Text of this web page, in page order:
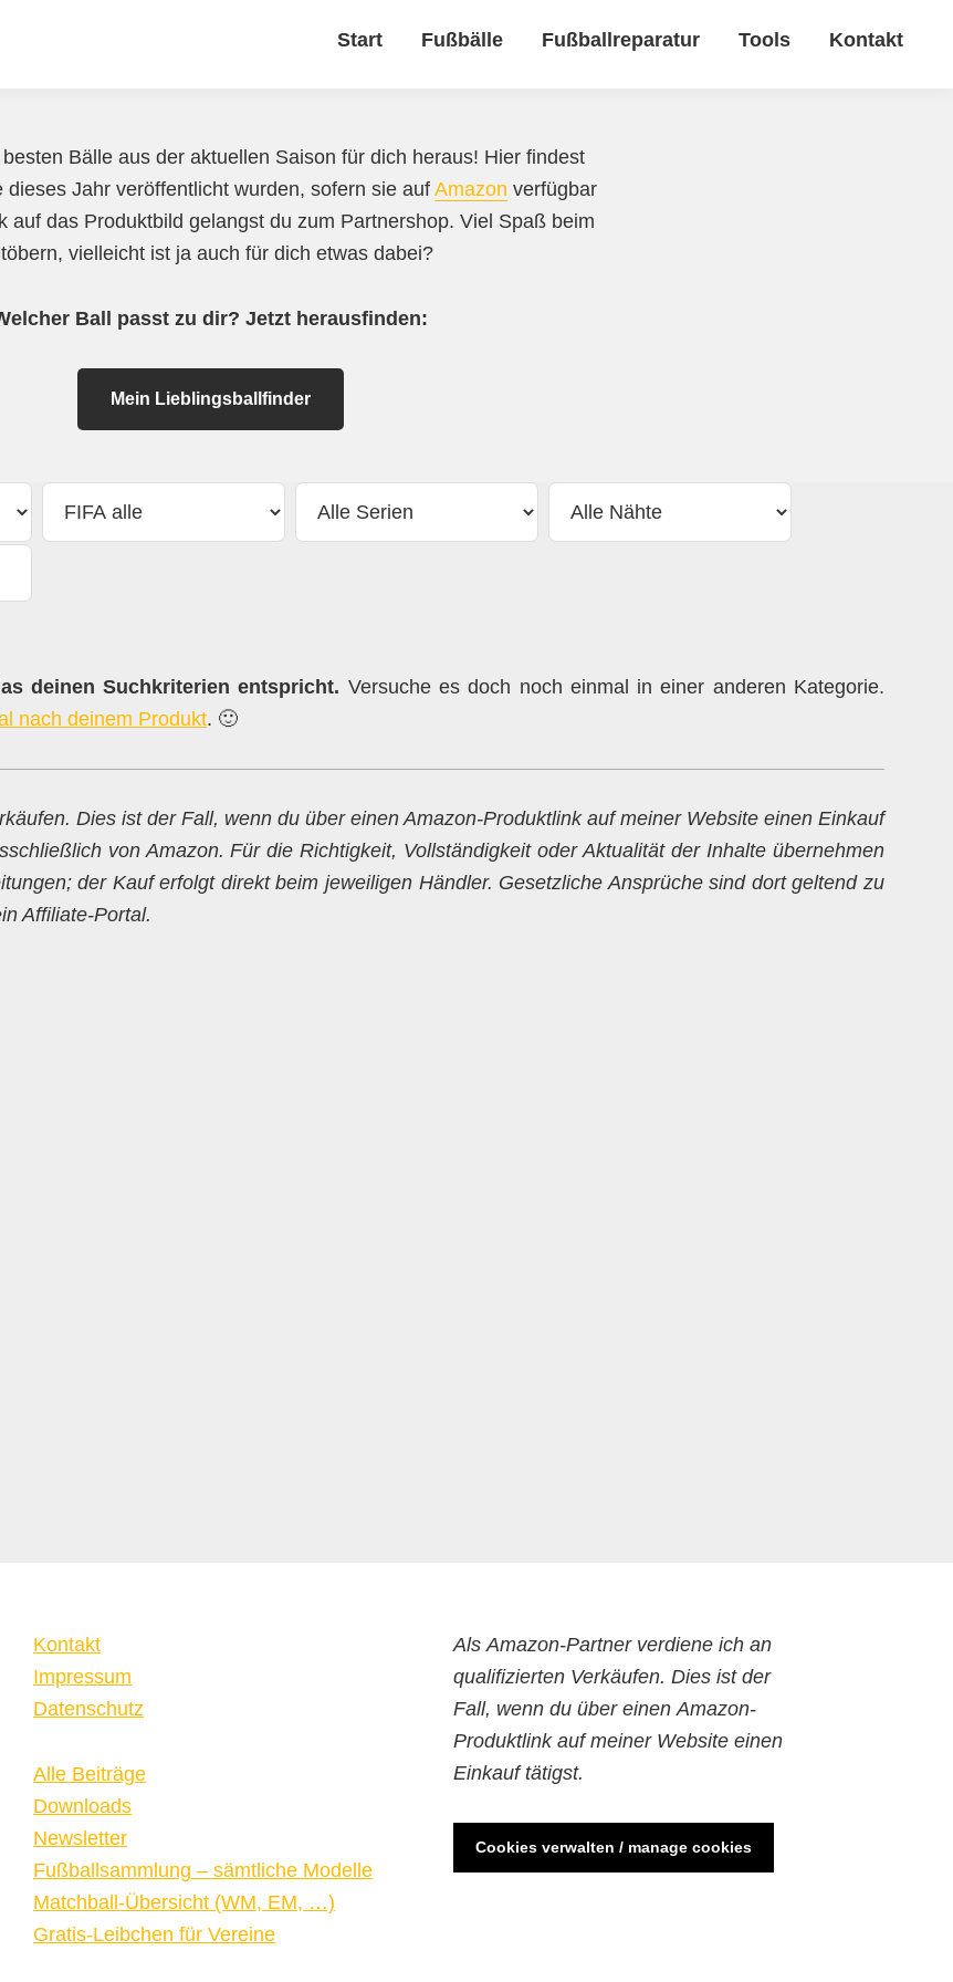
Start Fußbälle Fußballreparatur Tools Kontakt
Bälle aus der aktuellen Saison für dich heraus! Hier findest
dieses Jahr veröffentlicht wurden, sofern sie auf Amazon verfügbar
auf das Produktbild gelangst du zum Partnershop. Viel Spaß beim
vielleicht ist ja auch für dich etwas dabei?
Ball passt zu dir? Jetzt herausfinden:
Mein Lieblingsballfinder
deinen Suchkriterien entspricht. Versuche es doch noch einmal in einer anderen Kategorie.
nach deinem Produkt. 🙂
Dies ist der Fall, wenn du über einen Amazon-Produktlink auf meiner Website einen Einkauf
von Amazon. Für die Richtigkeit, Vollständigkeit oder Aktualität der Inhalte übernehmen
der Kauf erfolgt direkt beim jeweiligen Händler. Gesetzliche Ansprüche sind dort geltend zu
Affiliate-Portal.
Kontakt
Impressum
Datenschutz
Alle Beiträge
Downloads
Newsletter
Fußballsammlung – sämtliche Modelle
Matchball-Übersicht (WM, EM, …)
Gratis-Leibchen für Vereine
Als Amazon-Partner verdiene ich an
qualifizierten Verkäufen. Dies ist der
Fall, wenn du über einen Amazon-
Produktlink auf meiner Website einen
Einkauf tätigst.
Cookies verwalten / manage cookies